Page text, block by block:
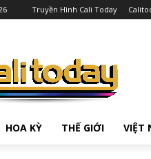
Truyền Hình Cali Today
HOA KỲ THẾ GIỚI VIỆT